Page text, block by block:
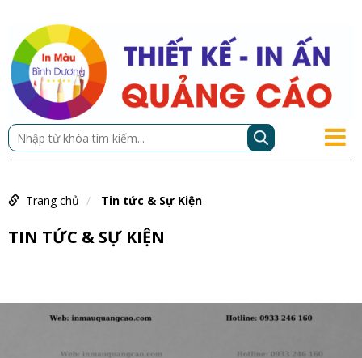
Trang chủ Tin tức & Sự Kiện
TIN TỨC & SỰ KIỆN